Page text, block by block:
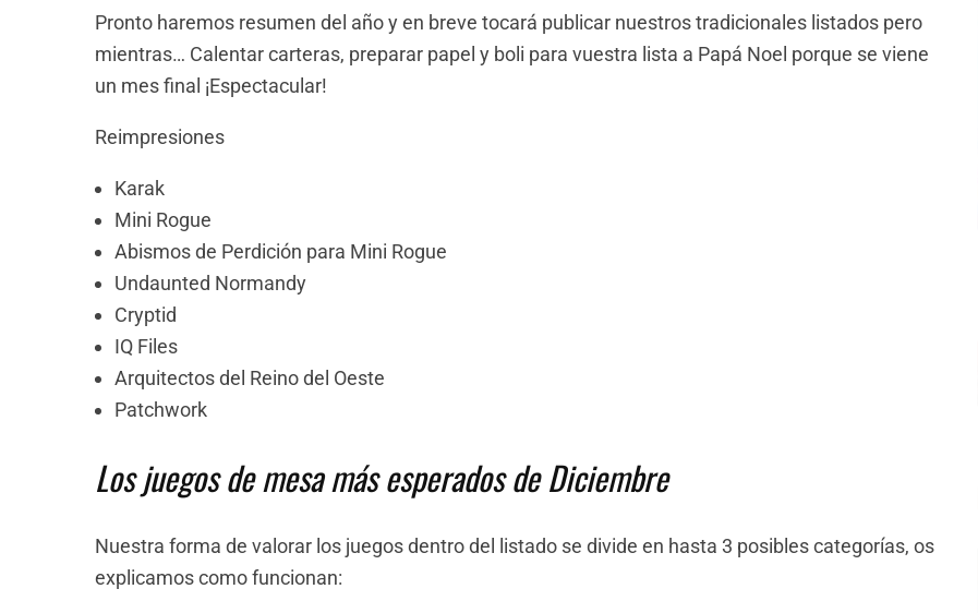
Pronto haremos resumen del año y en breve tocará publicar nuestros tradicionales listados pero
mientras… Calentar carteras, preparar papel y boli para vuestra lista a Papá Noel porque se viene
un mes final ¡Espectacular!
Reimpresiones
Karak
Mini Rogue
Abismos de Perdición para Mini Rogue
Undaunted Normandy
Cryptid
IQ Files
Arquitectos del Reino del Oeste
Patchwork
Los juegos de mesa más esperados de Diciembre
Nuestra forma de valorar los juegos dentro del listado se divide en hasta 3 posibles categorías, os
explicamos como funcionan: